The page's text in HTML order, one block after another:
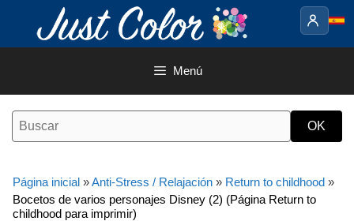
contenido
Menú
Página inicial »Anti-Stress / Relajación » Return to childhood »
Bocetos de varios personajes Disney (2) (Página Return to
childhood para imprimir)